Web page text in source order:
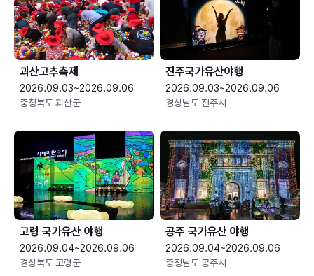
괴산고추축제
2026.09.03~2026.09.06
충청북도 괴산군
진주국가유산야행
2026.09.03~2026.09.06
경상남도 진주시
고령 국가유산 야행
2026.09.04~2026.09.06
경상북도 고령군
공주 국가유산 야행
2026.09.04~2026.09.06
충청남도 공주시